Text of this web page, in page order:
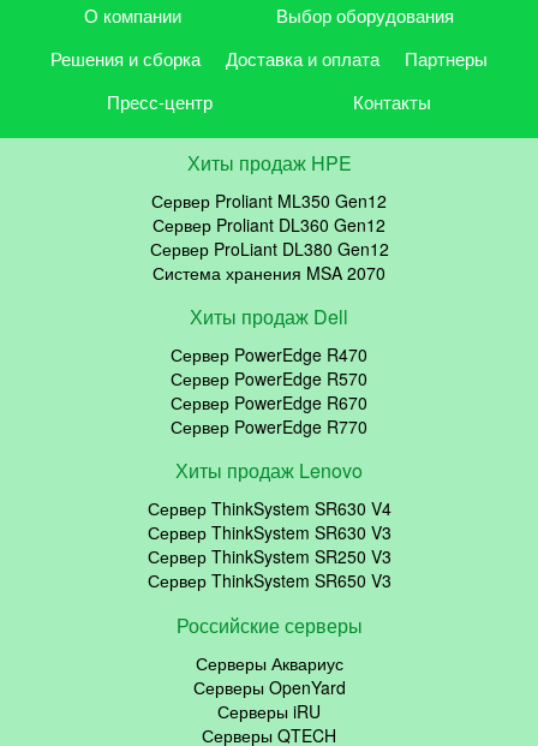
О компании
Выбор оборудования
Решения и сборка
Доставка и оплата
Партнеры
Пресс-центр
Контакты
Хиты продаж HPE
Сервер Proliant ML350 Gen12
Сервер Proliant DL360 Gen12
Сервер ProLiant DL380 Gen12
Система хранения MSA 2070
Хиты продаж Dell
Сервер PowerEdge R470
Сервер PowerEdge R570
Сервер PowerEdge R670
Сервер PowerEdge R770
Хиты продаж Lenovo
Сервер ThinkSystem SR630 V4
Сервер ThinkSystem SR630 V3
Сервер ThinkSystem SR250 V3
Сервер ThinkSystem SR650 V3
Российские серверы
Серверы Аквариус
Серверы OpenYard
Серверы iRU
Серверы QTECH